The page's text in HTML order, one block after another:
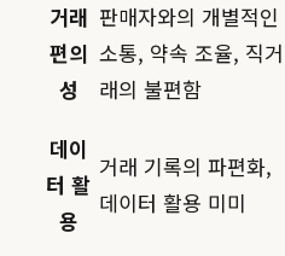
거래
편의
성
판매자와의 개별적인
소통, 약속 조율, 직거
래의 불편함
데이
터 활
용
거래 기록의 파편화,
데이터 활용 미미